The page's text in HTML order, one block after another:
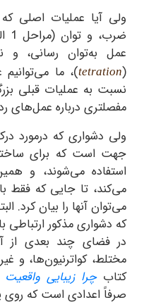
ولی آیا عملیات اصلی
عمل به‌توان رسانی، و
(
tetration)، ما
نسبت به عملیات قبلی
مفصلتری درباره عمل‌های
ولی دشواری که درمورد
جهت است که برای ساختن
استفاده می‌شوند، و
می‌کند، تا جایی که فقط
می‌توان آنها را بیان کرد.
که دشواری مذکور ارتباطی
در فضای چند بعدی از
مختلط، کواترنیون‌ها، و
کتابچرا زیبایی
صرفاً اعدادی است که